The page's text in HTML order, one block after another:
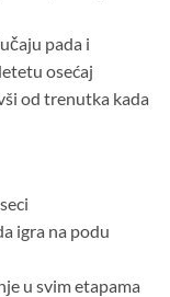
pada i
osećaj
od trenutka kada
igra na podu
u svim etapama